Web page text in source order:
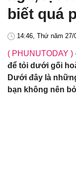
biết quá
14:46, Thứ năm 27/
( PHUNUTODAY )
để tỏi dưới gối
Dưới đây là
bạn không nên